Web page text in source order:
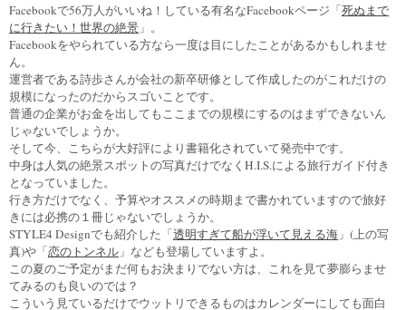
Facebookで56万人がいいね！している有名なFacebookページ「死ぬまで
に行きたい！世界の絶景 」。
Facebookをやられている方なら一度は目にしたことがあるかもしれませ
ん。
運営者である詩歩さんが会社の新卒研修として作成したのがこれだけの
規模になったのだからスゴいことです。
普通の企業がお金を出してもここまでの規模にするのはまずできないん
じゃないでしょうか。
そして今、こちらが大好評により書籍化されていて発売中です。
中身は人気の絶景スポットの写真だけでなくH.I.S.による旅行ガイド付き
となっていました。
行き方だけでなく、予算やオススメの時期まで書かれていますので旅好
きには必携の１冊じゃないでしょうか。
STYLE4 Designでも紹介した「透明すぎて船が浮いて見える海 」(上の写
真)や「恋のトンネル 」なども登場していますよ。
この夏のご予定がまだ何もお決まりでない方は、これを見て夢膨らませ
てみるのも良いのでは？
こういう見ているだけでウットリできるものはカレンダーにしても面白